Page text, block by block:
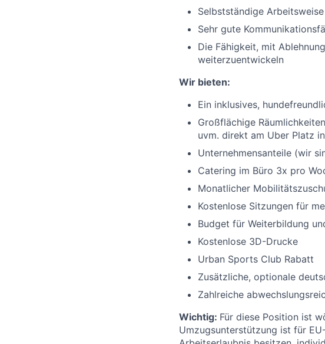
Selbstständige
Sehr gute
Die Fähigkeit, mit
weiterzuentwickeln
Wir bieten:
Ein inklusives,
Großflächige
uvm. direkt am Uber Platz
Unternehmensanteile (wir
Catering im Büro 3x pro
Monatlicher
Kostenlose Sitzungen für
Budget für Weiterbildung
Kostenlose 3D-Drucke
Urban Sports Club Rabatt
Zusätzliche, optionale
Zahlreiche
Wichtig: Für diese Position ist
Umzugsunterstützung ist für